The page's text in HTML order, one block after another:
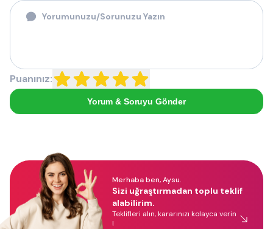
Puanınız:
Yorum & Soruyu Gönder
Merhaba ben, Aysu.
Sizi uğraştırmadan toplu teklif
alabilirim.
Teklifleri alın, kararınızı kolayca verin
!